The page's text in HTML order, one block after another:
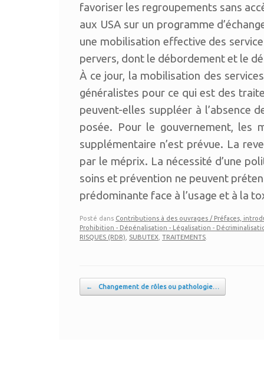
favoriser les regroupements sans
aux USA sur un programme
une mobilisation effective des
pervers, dont le débordement et le
À ce jour, la mobilisation des
généralistes pour ce qui est des
peuvent-elles suppléer à l’absence
posée. Pour le gouvernement, les
supplémentaire n’est prévue. La
par le méprix. La nécessité d’une
soins et prévention ne peuvent
prédominante face à l’usage et à la
Posté dans Contributions à des ouvrages / Préfaces,
Prohibition - Dépénalisation - Légalisation -
RISQUES (RDR)
SUBUTEX TRAITEMENTS
Post navigation
← Changement de rôles ou pathologie…